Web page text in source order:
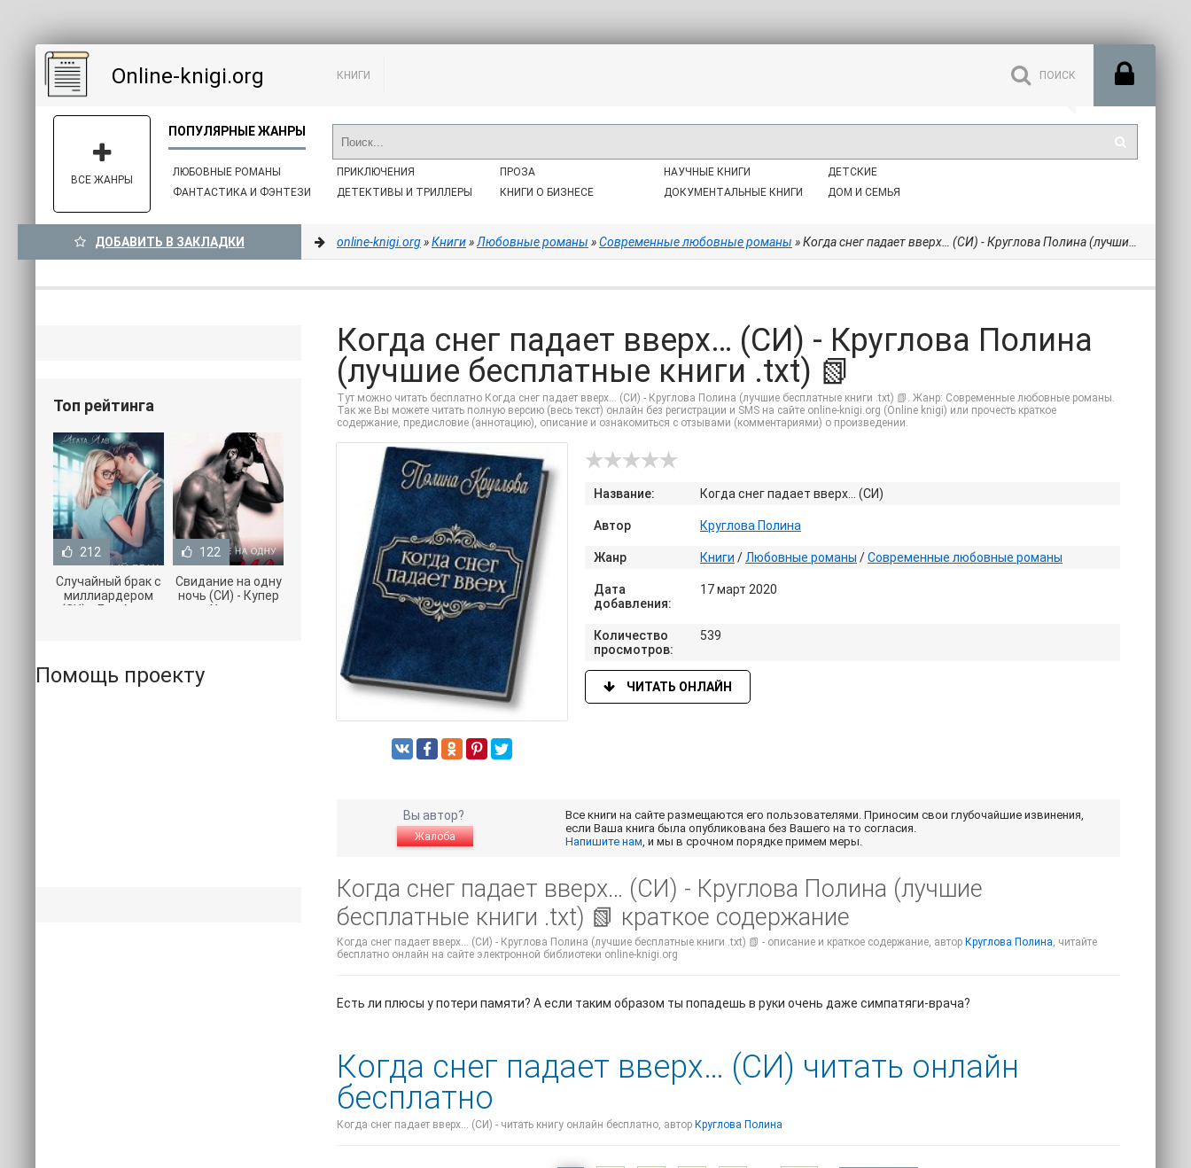
Online-knigi.org КНИГИ
ЛЮБОВНЫЕ РОМАНЫ
ФАНТАСТИКА И ФЭНТЕЗИ
ПРИКЛЮЧЕНИЯ
ДЕТЕКТИВЫ И ТРИЛЛЕРЫ
ПРОЗА
КНИГИ О БИЗНЕСЕ
НАУЧНЫЕ КНИГИ
ДОКУМЕНТАЛЬНЫЕ КНИГИ
ДЕТСКИЕ
ДОМ И СЕМЬЯ
ВСЕ ЖАНРЫ
ДОБАВИТЬ В ЗАКЛАДКИ online-knigi.org»Книги»Любовные романы »Современные любовные романы » Когда снег падает вверх… (СИ) - Круглова Полина (лучшие бесплатные книги .txt) 📗
Когда снег падает вверх… (СИ) - Круглова Полина
(лучшие бесплатные книги .txt) 📗
Тут можно читать бесплатно Когда снег падает вверх… (СИ) - Круглова Полина (лучшие бесплатные книги .txt) 📗. Жанр: Современные любовные романы.
Так же Вы можете читать полную версию (весь текст) онлайн без регистрации и SMS на сайте online-knigi.org (Online knigi) или прочесть краткое
содержание, предисловие (аннотацию), описание и ознакомиться с отзывами (комментариями) о произведении.
Название: Когда снег падает вверх… (СИ)
Автор Круглова Полина
Жанр Книги / Любовные романы /Современные любовные романы
Дата
добавления:
17 март 2020
Количество
просмотров:
539
ЧИТАТЬ ОНЛАЙН
Вы автор?
Жалоба
Все книги на сайте размещаются его пользователями. Приносим свои глубочайшие извинения,
если Ваша книга была опубликована без Вашего на то согласия.
Напишите нам , и мы в срочном порядке примем меры.
Когда снег падает вверх… (СИ) - Круглова Полина (лучшие
бесплатные книги .txt) 📗 краткое содержание
Когда снег падает вверх… (СИ) - Круглова Полина (лучшие бесплатные книги .txt) 📗 - описание и краткое содержание, автор Круглова Полина, читайте
бесплатно онлайн на сайте электронной библиотеки online-knigi.org
Есть ли плюсы у потери памяти? А если таким образом ты попадешь в руки очень даже симпатяги-врача?
Когда снег падает вверх… (СИ) читать онлайн
бесплатно
Когда снег падает вверх… (СИ) - читать книгу онлайн бесплатно, автор Круглова Полина
Топ рейтинга
212
Случайный брак с
миллиардером
(СИ) - Лав Агата
122
Свидание на одну
ночь (СИ) - Купер
Хелен
Помощь проекту